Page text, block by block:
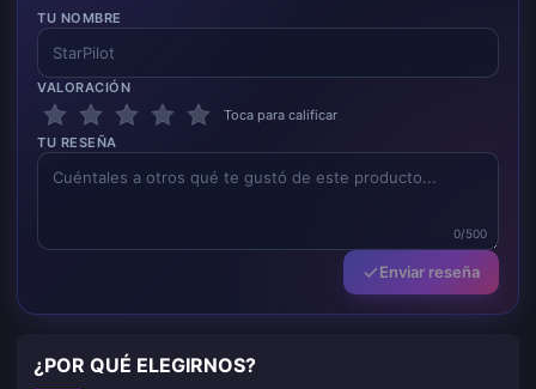
TU NOMBRE
VALORACIÓN
Toca para calificar
TU RESEÑA
0/500
Enviar reseña
¿POR QUÉ ELEGIRNOS?